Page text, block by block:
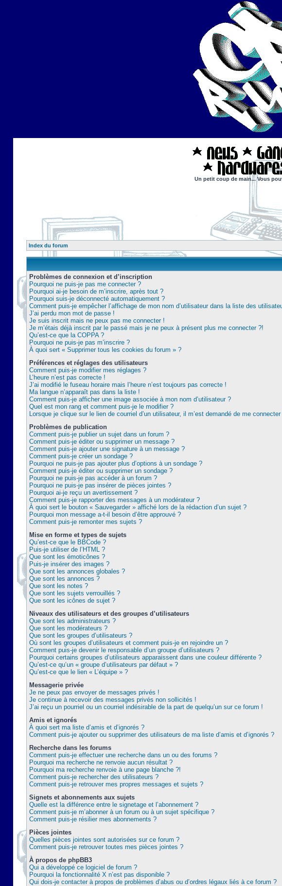
Un petit coup de main... Vous
Index du forum
Problèmes de connexion et d’inscription
Pourquoi ne puis-je pas me connecter ?
Pourquoi ai-je besoin de m’inscrire, après tout ?
Pourquoi suis-je déconnecté automatiquement ?
Comment puis-je empêcher l’affichage de mon nom d’utilisateur dans la liste des
J’ai perdu mon mot de passe !
Je suis inscrit mais ne peux pas me connecter !
Je m’étais déjà inscrit par le passé mais je ne peux à présent plus me connecter ?!
Qu’est-ce que la COPPA ?
Pourquoi ne puis-je pas m’inscrire ?
À quoi sert « Supprimer tous les cookies du forum » ?
Préférences et réglages des utilisateurs
Comment puis-je modifier mes réglages ?
L’heure n’est pas correcte !
J’ai modifié le fuseau horaire mais l’heure n’est toujours pas correcte !
Ma langue n’apparaît pas dans la liste !
Comment puis-je afficher une image associée à mon nom d’utilisateur ?
Quel est mon rang et comment puis-je le modifier ?
Lorsque je clique sur le lien de courriel d’un utilisateur, il m’est demandé de me connecter
Problèmes de publication
Comment puis-je publier un sujet dans un forum ?
Comment puis-je éditer ou supprimer un message ?
Comment puis-je ajouter une signature à un message ?
Comment puis-je créer un sondage ?
Pourquoi ne puis-je pas ajouter plus d’options à un sondage ?
Comment puis-je éditer ou supprimer un sondage ?
Pourquoi ne puis-je pas accéder à un forum ?
Pourquoi ne puis-je pas insérer de pièces jointes ?
Pourquoi ai-je reçu un avertissement ?
Comment puis-je rapporter des messages à un modérateur ?
À quoi sert le bouton « Sauvegarder » affiché lors de la rédaction d’un sujet ?
Pourquoi mon message a-t-il besoin d’être approuvé ?
Comment puis-je remonter mes sujets ?
Mise en forme et types de sujets
Qu’est-ce que le BBCode ?
Puis-je utiliser de l’HTML ?
Que sont les émoticônes ?
Puis-je insérer des images ?
Que sont les annonces globales ?
Que sont les annonces ?
Que sont les notes ?
Que sont les sujets verrouillés ?
Que sont les icônes de sujet ?
Niveaux des utilisateurs et des groupes d’utilisateurs
Que sont les administrateurs ?
Que sont les modérateurs ?
Que sont les groupes d’utilisateurs ?
Où sont les groupes d’utilisateurs et comment puis-je en rejoindre un ?
Comment puis-je devenir le responsable d’un groupe d’utilisateurs ?
Pourquoi certains groupes d’utilisateurs apparaissent dans une couleur différente ?
Qu’est-ce qu’un « groupe d’utilisateurs par défaut » ?
Qu’est-ce que le lien « L’équipe » ?
Messagerie privée
Je ne peux pas envoyer de messages privés !
Je continue à recevoir des messages privés non sollicités !
J’ai reçu un pourriel ou un courriel indésirable de la part de quelqu’un sur ce forum !
Amis et ignorés
À quoi sert ma liste d’amis et d’ignorés ?
Comment puis-je ajouter ou supprimer des utilisateurs de ma liste d’amis et d’ignorés ?
Recherche dans les forums
Comment puis-je effectuer une recherche dans un ou des forums ?
Pourquoi ma recherche ne renvoie aucun résultat ?
Pourquoi ma recherche renvoie à une page blanche ?!
Comment puis-je rechercher des utilisateurs ?
Comment puis-je retrouver mes propres messages et sujets ?
Signets et abonnements aux sujets
Quelle est la différence entre le signetage et l’abonnement ?
Comment puis-je m’abonner à un forum ou à un sujet spécifique ?
Comment puis-je résilier mes abonnements ?
Pièces jointes
Quelles pièces jointes sont autorisées sur ce forum ?
Comment puis-je retrouver toutes mes pièces jointes ?
À propos de phpBB3
Qui a développé ce logiciel de forum ?
Pourquoi la fonctionnalité X n’est pas disponible ?
Qui dois-je contacter à propos de problèmes d’abus ou d’ordres légaux liés à ce forum ?